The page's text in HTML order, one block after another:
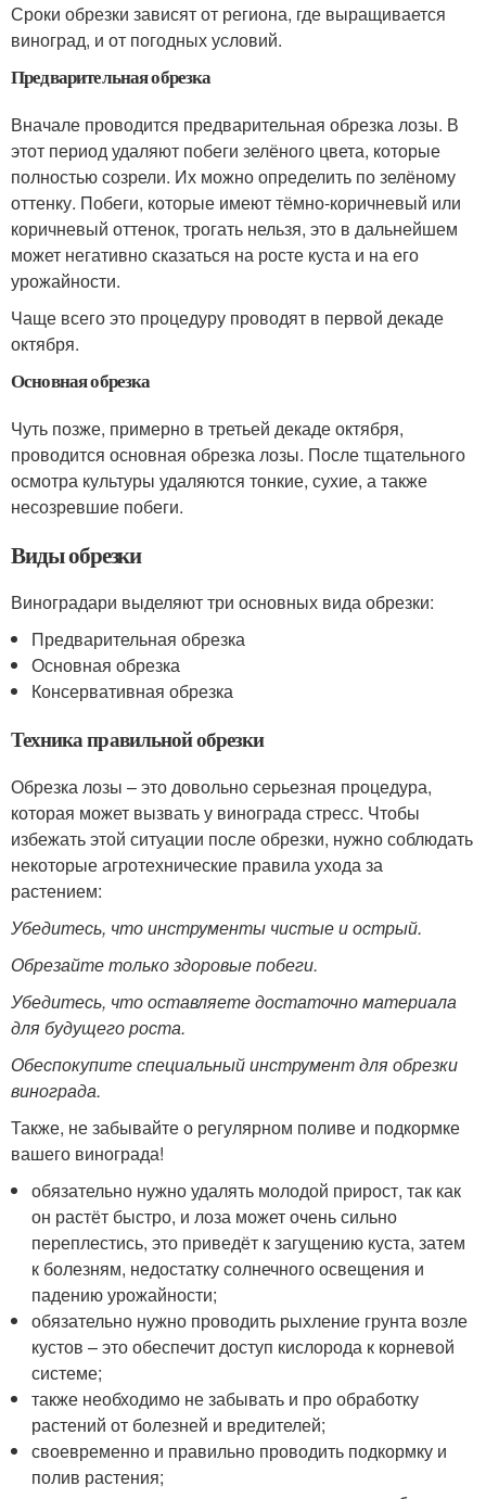
Сроки обрезки зависят от региона, где выращивается
виноград, и от погодных условий.
Предварительная обрезка
Вначале проводится предварительная обрезка лозы. В
этот период удаляют побеги зелёного цвета, которые
полностью созрели. Их можно определить по зелёному
оттенку. Побеги, которые имеют тёмно-коричневый или
коричневый оттенок, трогать нельзя, это в дальнейшем
может негативно сказаться на росте куста и на его
урожайности.
Чаще всего это процедуру проводят в первой декаде
октября.
Основная обрезка
Чуть позже, примерно в третьей декаде октября,
проводится основная обрезка лозы. После тщательного
осмотра культуры удаляются тонкие, сухие, а также
несозревшие побеги.
Виды обрезки
Виноградари выделяют три основных вида обрезки:
Предварительная обрезка
Основная обрезка
Консервативная обрезка
Техника правильной обрезки
Обрезка лозы – это довольно серьезная процедура,
которая может вызвать у винограда стресс. Чтобы
избежать этой ситуации после обрезки, нужно соблюдать
некоторые агротехнические правила ухода за
растением:
Убедитесь, что инструменты чистые и острый.
Обрезайте только здоровые побеги.
Убедитесь, что оставляете достаточно материала
для будущего роста.
Обеспокупите специальный инструмент для обрезки
винограда.
Также, не забывайте о регулярном поливе и подкормке
вашего винограда!
обязательно нужно удалять молодой прирост, так как
он растёт быстро, и лоза может очень сильно
переплестись, это приведёт к загущению куста, затем
к болезням, недостатку солнечного освещения и
падению урожайности;
обязательно нужно проводить рыхление грунта возле
кустов – это обеспечит доступ кислорода к корневой
системе;
также необходимо не забывать и про обработку
растений от болезней и вредителей;
своевременно и правильно проводить подкормку и
полив растения;